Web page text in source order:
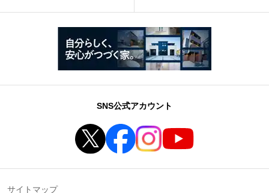
SNS公式アカウント
サイトマップ